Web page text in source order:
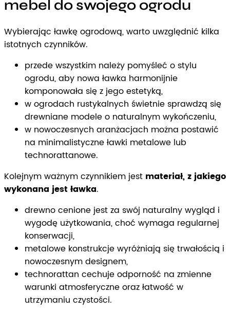
mebel do swojego ogrodu
Wybierając ławkę ogrodową, warto uwzględnić kilka
istotnych czynników.
przede wszystkim należy pomyśleć o stylu
ogrodu, aby nowa ławka harmonijnie
komponowała się z jego estetyką,
w ogrodach rustykalnych świetnie sprawdzą się
drewniane modele o naturalnym wykończeniu,
w nowoczesnych aranżacjach można postawić
na minimalistyczne ławki metalowe lub
technorattanowe.
Kolejnym ważnym czynnikiem jest materiał, z jakiego
wykonana jest ławka.
drewno cenione jest za swój naturalny wygląd i
wygodę użytkowania, choć wymaga regularnej
konserwacji,
metalowe konstrukcje wyróżniają się trwałością i
nowoczesnym designem,
technorattan cechuje odporność na zmienne
warunki atmosferyczne oraz łatwość w
utrzymaniu czystości.